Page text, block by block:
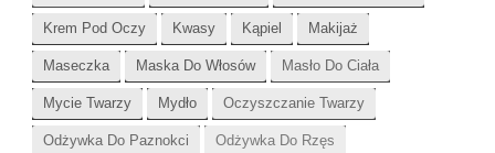
Krem Pod Oczy Kwasy Kąpiel Makijaż
Maseczka Maska Do Włosów Masło Do Ciała
Mycie Twarzy Mydło Oczyszczanie Twarzy
Odżywka Do Paznokci Odżywka Do Rzęs